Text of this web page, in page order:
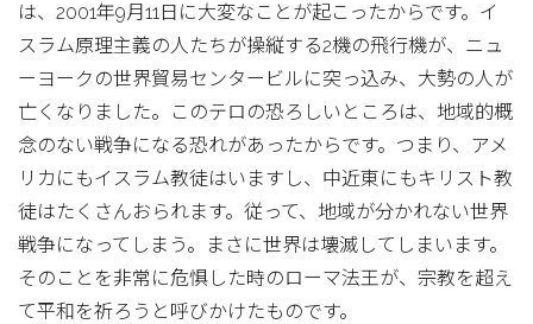
は、2001年9月11日に大変なことが起こったからです。イ
スラム原理主義の人たちが操縦する2機の飛行機が、ニュ
ーヨークの世界貿易センタービルに突っ込み、大勢の人が
亡くなりました。このテロの恐ろしいところは、地域的概
念のない戦争になる恐れがあったからです。つまり、アメ
リカにもイスラム教徒はいますし、中近東にもキリスト教
徒はたくさんおられます。従って、地域が分かれない世界
戦争になってしまう。まさに世界は壊滅してしまいます。
そのことを非常に危惧した時のローマ法王が、宗教を超え
て平和を祈ろうと呼びかけたものです。